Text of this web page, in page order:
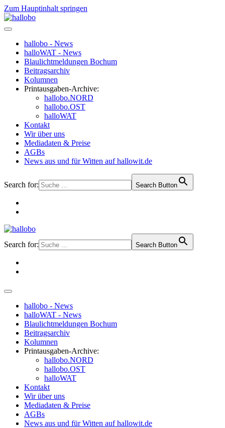
Zum Hauptinhalt springen
hallobo - News
halloWAT - News
Blaulichtmeldungen Bochum
Beitragsarchiv
Kolumnen
Printausgaben-Archive:
hallobo.NORD
hallobo.OST
halloWAT
Kontakt
Wir über uns
Mediadaten & Preise
AGBs
News aus und für Witten auf hallowit.de
Search for: Search Button
Search for: Search Button
hallobo - News
halloWAT - News
Blaulichtmeldungen Bochum
Beitragsarchiv
Kolumnen
Printausgaben-Archive:
hallobo.NORD
hallobo.OST
halloWAT
Kontakt
Wir über uns
Mediadaten & Preise
AGBs
News aus und für Witten auf hallowit.de